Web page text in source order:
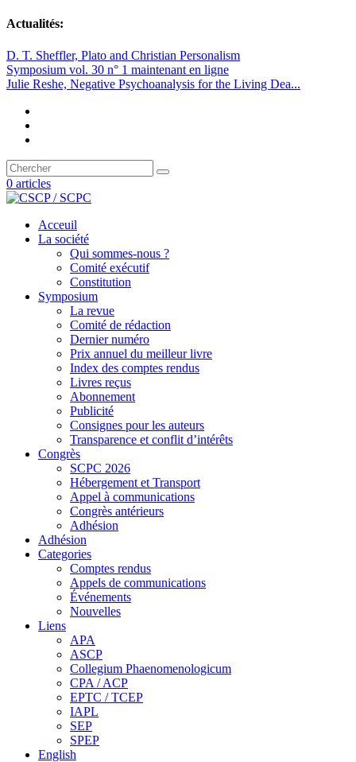
Actualités:
D. T. Sheffler, Plato and Christian Personalism
Symposium vol. 30 n° 1 maintenant en ligne
Julie Reshe, Negative Psychoanalysis for the Living Dea...
0 articles
Acceuil
La société
Qui sommes-nous ?
Comité exécutif
Constitution
Symposium
La revue
Comité de rédaction
Dernier numéro
Prix annuel du meilleur livre
Index des comptes rendus
Livres reçus
Abonnement
Publicité
Consignes pour les auteurs
Transparence et conflit d’intérêts
Congrès
SCPC 2026
Hébergement et Transport
Appel à communications
Congrès antérieurs
Adhésion
Adhésion
Categories
Comptes rendus
Appels de communications
Événements
Nouvelles
Liens
APA
ASCP
Collegium Phaenomenologicum
CPA / ACP
EPTC / TCEP
IAPL
SEP
SPEP
English